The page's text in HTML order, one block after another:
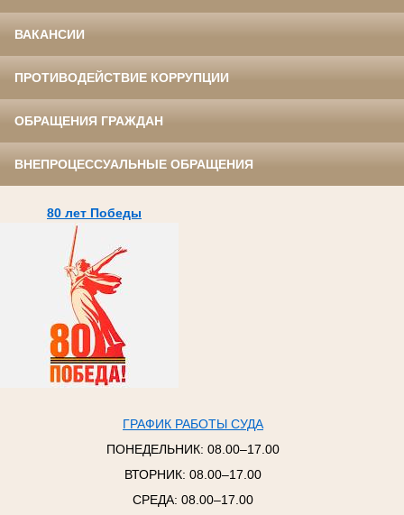
ВАКАНСИИ
ПРОТИВОДЕЙСТВИЕ КОРРУПЦИИ
ОБРАЩЕНИЯ ГРАЖДАН
ВНЕПРОЦЕССУАЛЬНЫЕ ОБРАЩЕНИЯ
80 лет Победы
ГРАФИК РАБОТЫ СУДА
ПОНЕДЕЛЬНИК: 08.00–17.00
ВТОРНИК: 08.00–17.00
СРЕДА: 08.00–17.00